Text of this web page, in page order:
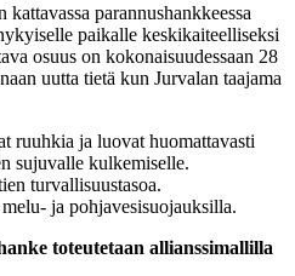
parannushankkeessa
paikalle keskikaiteelliseksi
osuus on kokonaisuudessaan 28
uutta tietä kun Jurvalan taajama
ruuhkia ja luovat huomattavasti
sujuvalle kulkemiselle.
turvallisuustasoa.
ja pohjavesisuojauksilla.
toteutetaan allianssimallilla